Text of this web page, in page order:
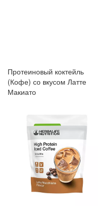
Протеиновый коктейль
(Кофе) со вкусом Латте
Макиато